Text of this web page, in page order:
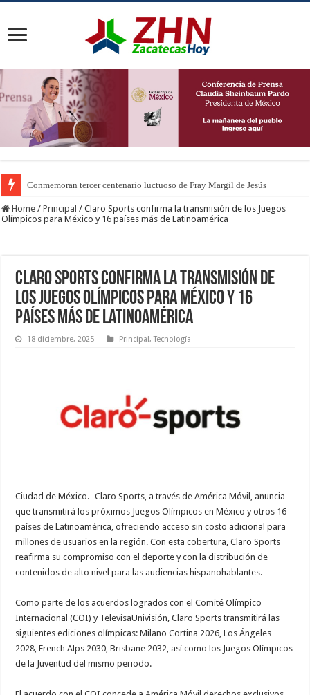
Conmemoran tercer centenario luctuoso de Fray Margil de Jesús
Home / Principal / Claro Sports confirma la transmisión de los Juegos
Olímpicos para México y 16 países más de Latinoamérica
Claro Sports confirma la transmisión de
los Juegos Olímpicos para México y 16
países más de Latinoamérica
18 diciembre, 2025 Principal,Tecnología
Ciudad de México.- Claro Sports, a través de América Móvil, anuncia
que transmitirá los próximos Juegos Olímpicos en México y otros 16
países de Latinoamérica, ofreciendo acceso sin costo adicional para
millones de usuarios en la región. Con esta cobertura, Claro Sports
reafirma su compromiso con el deporte y con la distribución de
contenidos de alto nivel para las audiencias hispanohablantes.
Como parte de los acuerdos logrados con el Comité Olímpico
Internacional (COI) y TelevisaUnivisión, Claro Sports transmitirá las
siguientes ediciones olímpicas: Milano Cortina 2026, Los Ángeles
2028, French Alps 2030, Brisbane 2032, así como los Juegos Olímpicos
de la Juventud del mismo periodo.